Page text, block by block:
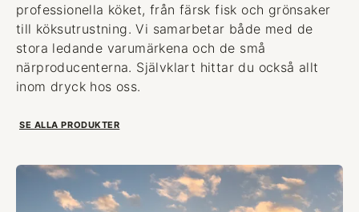
professionella köket, från färsk fisk och grönsaker
till köksutrustning. Vi samarbetar både med de
stora ledande varumärkena och de små
närproducenterna. Självklart hittar du också allt
inom dryck hos oss.
SE ALLA PRODUKTER